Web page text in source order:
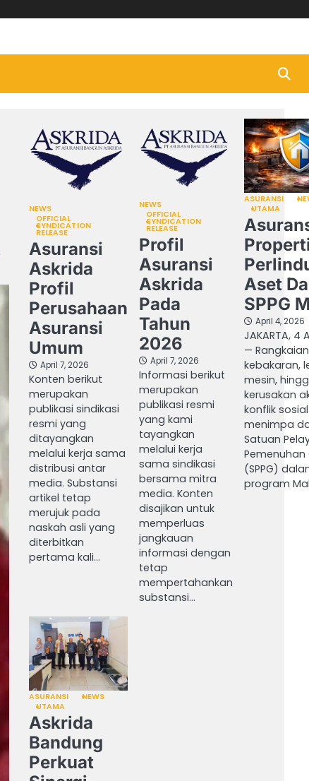
NEWS
OFFICIAL
SYNDICATION
RELEASE
Asuransi
Askrida
Profil
Perusahaan
Asuransi
Umum
April 7, 2026
Konten berikut
merupakan
publikasi sindikasi
resmi yang
ditayangkan
melalui kerja sama
distribusi antar
media. Substansi
artikel tetap
merujuk pada
naskah asli yang
diterbitkan
pertama kali…
NEWS
OFFICIAL
SYNDICATION
RELEASE
Profil
Asuransi
Askrida
Pada
Tahun
2026
April 7, 2026
Informasi berikut
merupakan
publikasi resmi
yang kami
tayangkan
melalui kerja
sama sindikasi
bersama mitra
media. Konten
disajikan untuk
memperluas
jangkauan
informasi dengan
tetap
mempertahankan
substansi…
ASURANSI
UTAMA
Aset
SPPG
April 4, 2026
JAKARTA, 4
— Rangkaian
kebakaran,
mesin,
kerusakan
konflik
menimpa
Satuan
Pemenuhan
(SPPG)
program
ASURANSI
NEWS
UTAMA
Askrida
Bandung
Perkuat